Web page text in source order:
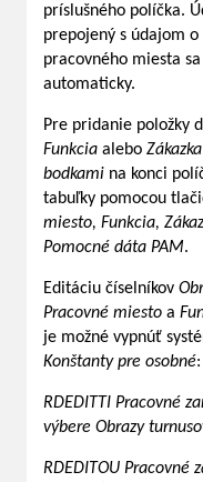
príslušného políčka.
prepojený s údajom
pracovného miesta
automaticky.
Pre pridanie položky
Funkcia alebo Zákazka
bodkami na konci
tabuľky pomocou
miesto, Funkcia,
Pomocné dáta PAM.
Editáciu číselníkov
Pracovné miesto a
je možné vypnúť
Konštanty pre osobné:
RDEDITTI Pracovné
výbere Obrazy
RDEDITOU